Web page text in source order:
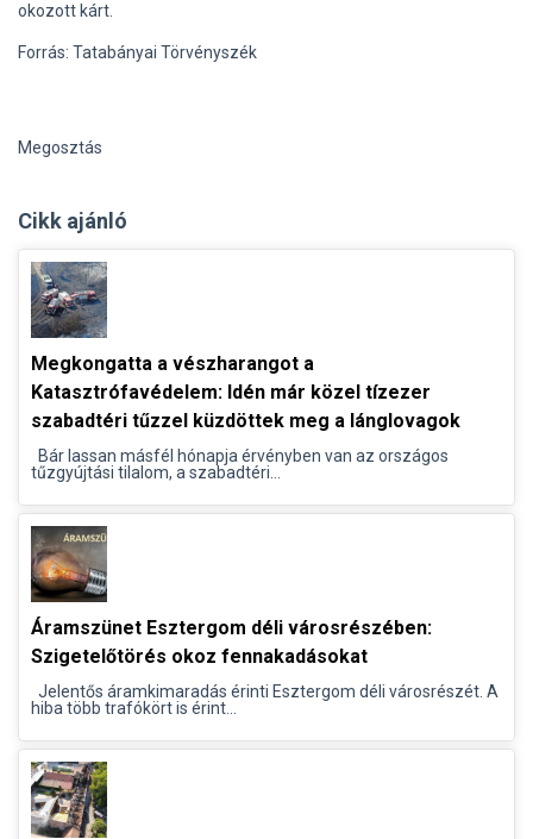
okozott kárt.
Forrás: Tatabányai Törvényszék
Megosztás
Cikk ajánló
Megkongatta a vészharangot a
Katasztrófavédelem: Idén már közel tízezer
szabadtéri tűzzel küzdöttek meg a lánglovagok
Bár lassan másfél hónapja érvényben van az országos
tűzgyújtási tilalom, a szabadtéri...
Áramszünet Esztergom déli városrészében:
Szigetelőtörés okoz fennakadásokat
Jelentős áramkimaradás érinti Esztergom déli városrészét. A
hiba több trafókört is érint...